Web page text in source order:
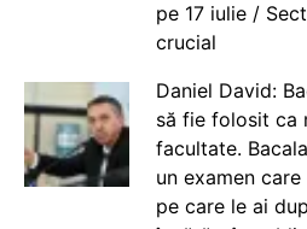
pe 17 iulie /
crucial
Daniel David:
să fie folosit ca
facultate.
un examen
pe care le ai